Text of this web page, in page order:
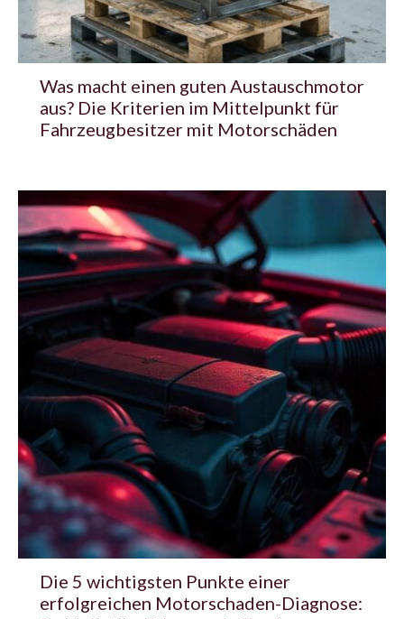
Was macht einen guten Austauschmotor
aus? Die Kriterien im Mittelpunkt für
Fahrzeugbesitzer mit Motorschäden
Die 5 wichtigsten Punkte einer
erfolgreichen Motorschaden-Diagnose: